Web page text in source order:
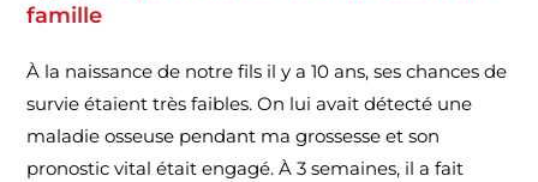
famille
À la naissance de notre fils il y a 10 ans, ses chances de
survie étaient très faibles. On lui avait détecté une
maladie osseuse pendant ma grossesse et son
pronostic vital était engagé. À 3 semaines, il a fait